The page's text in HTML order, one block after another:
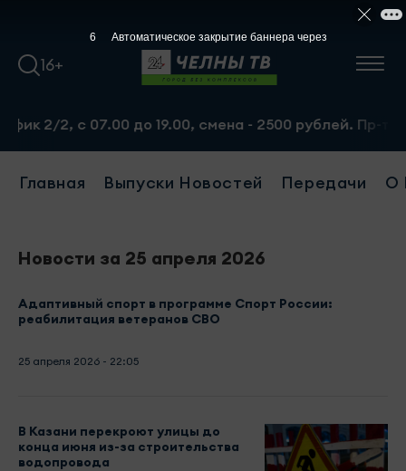
16+
2/2, с 07.00 до 19.00, смена - 2500 рублей. Пр-т
Главная Выпуски Новостей Передачи О
Новости за 25 апреля 2026
Адаптивный спорт в программе Спорт России:
реабилитация ветеранов СВО
25 апреля 2026 - 22:05
В Казани перекроют улицы до
конца июня из-за строительства
водопровода
5 Автоматическое закрытие баннера через